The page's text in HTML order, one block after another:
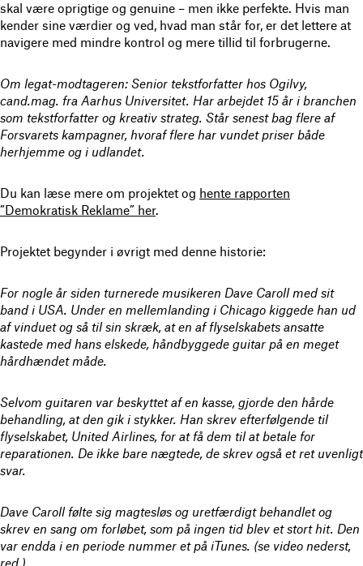
skal være oprigtige og genuine – men ikke perfekte. Hvis man
kender sine værdier og ved, hvad man står for, er det lettere at
navigere med mindre kontrol og mere tillid til forbrugerne.
Om legat-modtageren: Senior tekstforfatter hos Ogilvy,
cand.mag. fra Aarhus Universitet. Har arbejdet 15 år i branchen
som tekstforfatter og kreativ strateg. Står senest bag flere af
Forsvarets kampagner, hvoraf flere har vundet priser både
herhjemme og i udlandet.
Du kan læse mere om projektet og hente rapporten
”Demokratisk Reklame” her.
Projektet begynder i øvrigt med denne historie:
For nogle år siden turnerede musikeren Dave Caroll med sit
band i USA. Under en mellemlanding i Chicago kiggede han ud
af vinduet og så til sin skræk, at en af flyselskabets ansatte
kastede med hans elskede, håndbyggede guitar på en meget
hårdhændet måde.
Selvom guitaren var beskyttet af en kasse, gjorde den hårde
behandling, at den gik i stykker. Han skrev efterfølgende til
flyselskabet, United Airlines, for at få dem til at betale for
reparationen. De ikke bare nægtede, de skrev også et ret uvenligt
svar.
Dave Caroll følte sig magtesløs og uretfærdigt behandlet og
skrev en sang om forløbet, som på ingen tid blev et stort hit. Den
var endda i en periode nummer et på iTunes. (se video nederst,
red.)